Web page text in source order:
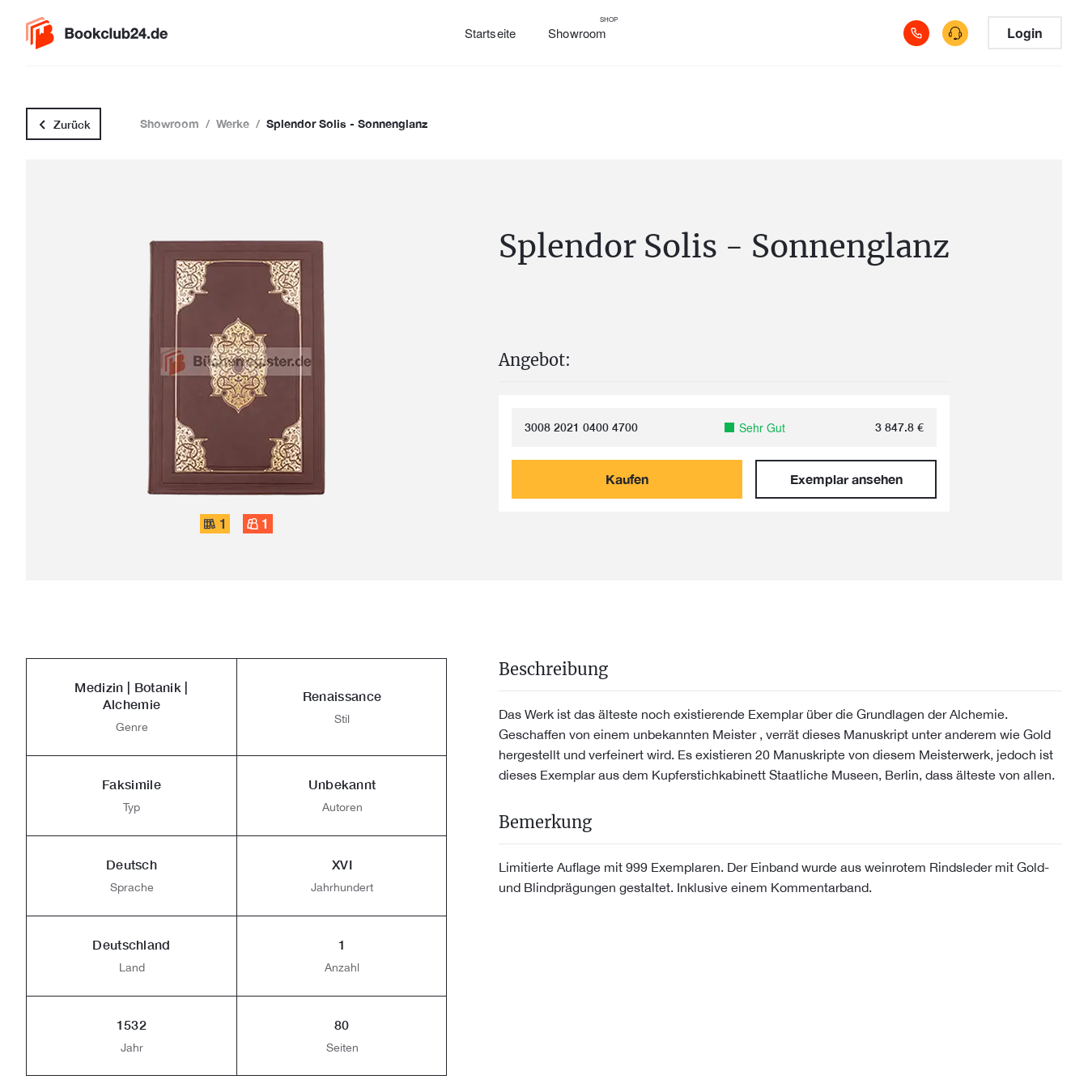
Startseite Showroom
SHOP
Login
Zurück Showroom / Werke / Splendor Solis - Sonnenglanz
1 1
Splendor Solis - Sonnenglanz
Angebot:
3008 2021 0400 4700 Sehr Gut 3 847.8 €
Kaufen Exemplar ansehen
Medizin | Botanik |
Alchemie
Genre
Renaissance
Stil
Faksimile
Typ
Unbekannt
Autoren
Deutsch
Sprache
XVI
Jahrhundert
Deutschland
Land
1
Anzahl
1532
Jahr
80
Seiten
Beschreibung
Das Werk ist das älteste noch existierende Exemplar über die Grundlagen der Alchemie.
Geschaffen von einem unbekannten Meister , verrät dieses Manuskript unter anderem wie Gold
hergestellt und verfeinert wird. Es existieren 20 Manuskripte von diesem Meisterwerk, jedoch ist
dieses Exemplar aus dem Kupferstichkabinett Staatliche Museen, Berlin, dass älteste von allen.
Bemerkung
Limitierte Auflage mit 999 Exemplaren. Der Einband wurde aus weinrotem Rindsleder mit Gold-
und Blindprägungen gestaltet. Inklusive einem Kommentarband.